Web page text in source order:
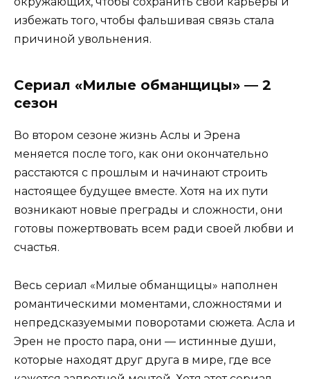
избежать того, чтобы фальшивая связь стала
причиной увольнения.
Сериал «Милые обманщицы» — 2
сезон
Во втором сезоне жизнь Аслы и Эрена
меняется после того, как они окончательно
расстаются с прошлым и начинают строить
настоящее будущее вместе. Хотя на их пути
возникают новые преграды и сложности, они
готовы пожертвовать всем ради своей любви и
счастья.
Весь сериал «Милые обманщицы» наполнен
романтическими моментами, сложностями и
непредсказуемыми поворотами сюжета. Асла и
Эрен не просто пара, они — истинные души,
которые находят друг друга в мире, где все